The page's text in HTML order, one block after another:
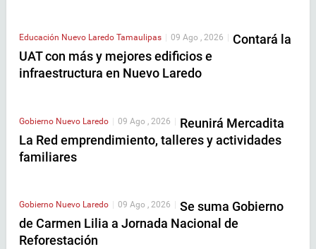
Educación Nuevo Laredo Tamaulipas 09 Ago , 2026
Contará la
UAT con más y mejores edificios e
infraestructura en Nuevo Laredo
Gobierno Nuevo Laredo | 09 Ago , 2026 | Reunirá Mercadita
La Red emprendimiento, talleres y actividades
familiares
Gobierno Nuevo Laredo 09 Ago , 2026
Se suma Gobierno
de Carmen Lilia a Jornada Nacional de
Reforestación